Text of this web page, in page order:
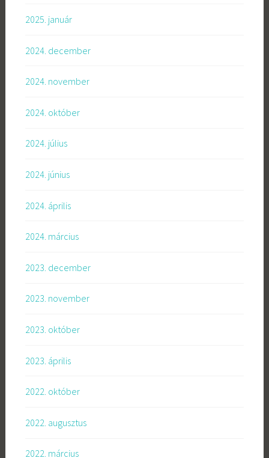
2025. január
2024. december
2024. november
2024. október
2024. július
2024. június
2024. április
2024. március
2023. december
2023. november
2023. október
2023. április
2022. október
2022. augusztus
2022. március